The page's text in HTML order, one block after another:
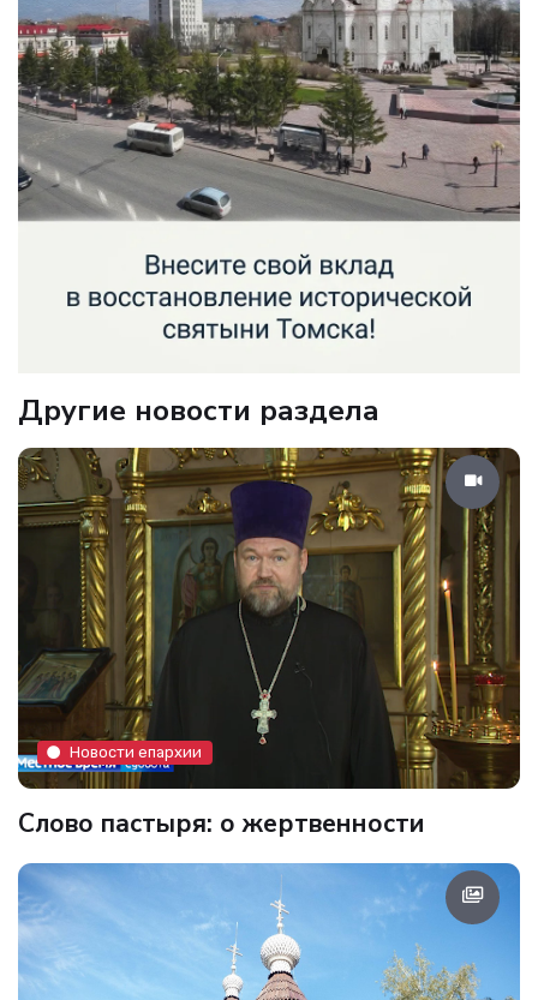
Другие новости раздела
Новости епархии
Слово пастыря: о жертвенности